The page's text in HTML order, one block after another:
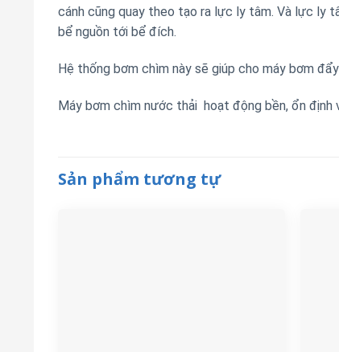
cánh cũng quay theo tạo ra lực ly tâm. Và lực ly
bể nguồn tới bể đích.
Hệ thống bơm chìm này sẽ giúp cho máy bơm
Máy bơm chìm nước thải hoạt động bền, ổn định
Sản phẩm tương tự